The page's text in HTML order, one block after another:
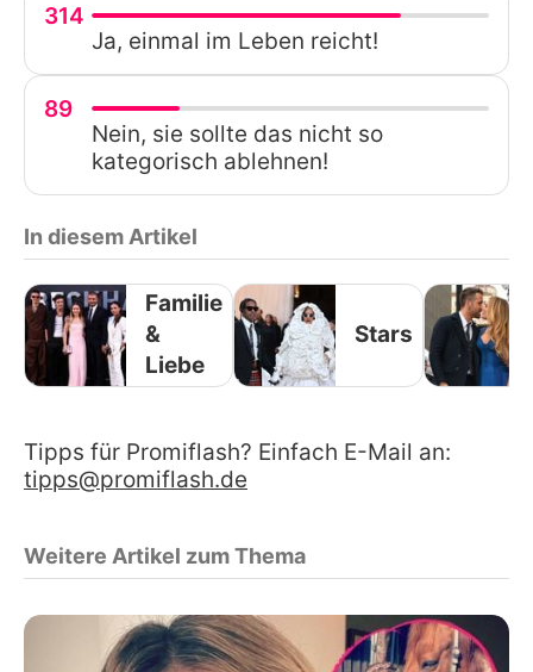
314
Ja, einmal im Leben reicht!
89
Nein, sie sollte das nicht so
kategorisch ablehnen!
In diesem Artikel
Familie
&
Liebe
Stars
Tipps für Promiflash? Einfach E-Mail an:
tipps@promiflash.de
Weitere Artikel zum Thema